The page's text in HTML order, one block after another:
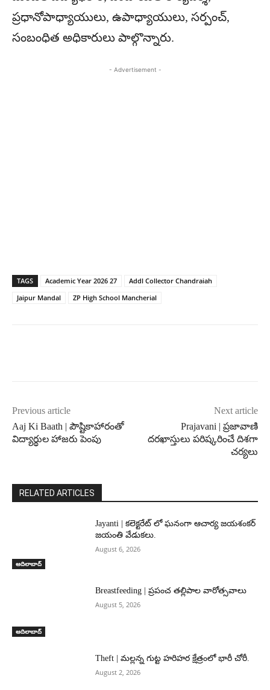
ప్రధానోపాధ్యాయులు, ఉపాధ్యాయులు, సర్పంచ్,
సంబంధిత అధికారులు పాల్గొన్నారు.
- Advertisement -
TAGS Academic Year 2026 27
Addl Collector Chandraiah
Jaipur Mandal
ZP High School Mancherial
Previous article
Aaj Ki Baath | పౌష్టికాహారంతో
విద్యార్థుల హాజరు పెంపు
Next article
Prajavani | ప్రజావాణి
దరఖాస్తులు పరిష్కరించే దిశగా
చర్యలు
RELATED ARTICLES
ఆదిలాబాద్
Jayanti | కలెక్టరేట్ లో ఘనంగా ఆచార్య జయశంకర్
జయంతి వేడుకలు.
August 6, 2026
ఆదిలాబాద్
Breastfeeding | ప్రపంచ తల్లిపాల వారోత్సవాలు
August 5, 2026
Theft | మల్లన్న గుట్ట హరిహర క్షేత్రంలో భారీ చోరీ.
August 2, 2026